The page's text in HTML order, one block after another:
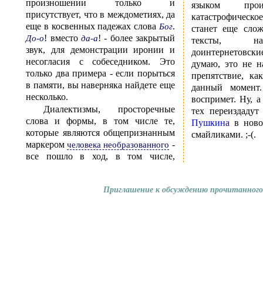
произношении только и
присутствует, что в междометиях, да
еще в косвенных падежах слова Бог.
До-о! вместо да-а! - более закрытый
звук, для демонстрации иронии и
несогласия с собеседником. Это
только два примера - если порыться
в памяти, вы наверняка найдете еще
несколько.
Диалектизмы, просторечные
слова и формы, в том числе те,
которые являются общепризнанным
маркером человека необразованного -
все пошло в ход, в том числе,
языком
станет еще
тексты,
думаю, это не
препятствие,
данный
воспримет. Ну,
тех
Пушкина в
смайликами. ;-(.
Приглашение к обсуждению прочитанного